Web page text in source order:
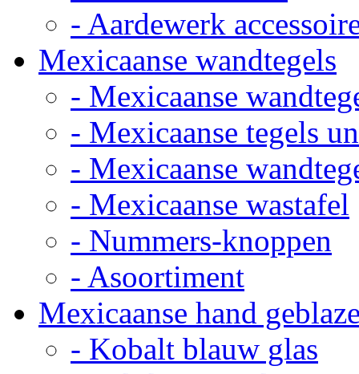
- Aardewerk
Mexicaanse wandtegels
- Mexicaanse
- Mexicaanse tegels
- Mexicaanse
- Mexicaanse wastafel
- Nummers-knoppen
- Asoortiment
Mexicaanse hand
- Kobalt blauw glas